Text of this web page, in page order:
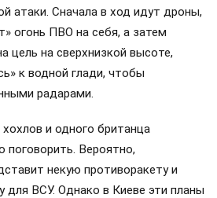
атаки. Сначала в ход идут дроны,
огонь ПВО на себя, а затем
цель на сверхнизкой высоте,
к водной глади, чтобы
радарами.
и одного британца
поговорить. Вероятно,
некую противоракету и
для ВСУ. Однако в Киеве эти планы